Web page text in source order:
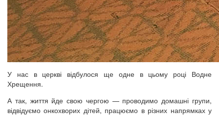
У нас в церкві відбулося ще одне в цьому році Водне
Хрещення.
А так, життя йде свою чергою — проводимо домашні групи,
відвідуємо онкохворих дітей, працюємо в різних напрямках у